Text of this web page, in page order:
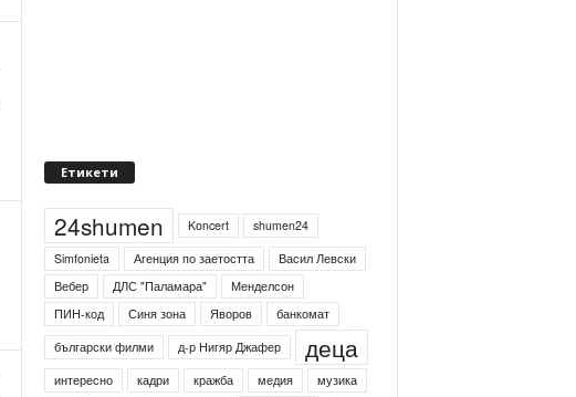
Етикети
24shumen Koncert
shumen24
Simfonieta
Агенция по заетостта
Васил Левски
Вебер
ДЛС "Паламара"
Менделсон
ПИН-код
Синя зона Яворов
банкомат
български филми
д-р Нигяр Джафер деца
интересно кадри кражба медия
музика